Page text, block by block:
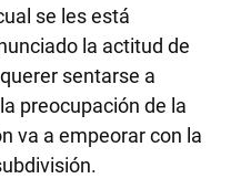
se les está
la actitud de
sentarse a
preocupación de la
va a empeorar con la